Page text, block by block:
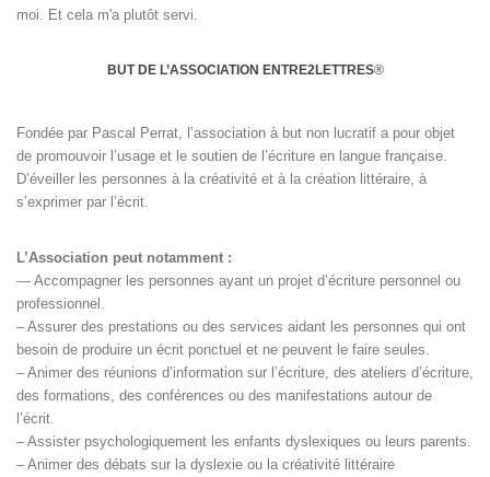
moi. Et cela m'a plutôt servi.
BUT DE L’ASSOCIATION ENTRE2LETTRES®
Fondée par Pascal Perrat, l’association à but non lucratif a pour objet
de promouvoir l’usage et le soutien de l’écriture en langue française.
D’éveiller les personnes à la créativité et à la création littéraire, à
s’exprimer par l’écrit.
L’Association peut notamment :
— Accompagner les personnes ayant un projet d’écriture personnel ou
professionnel.
– Assurer des prestations ou des services aidant les personnes qui ont
besoin de produire un écrit ponctuel et ne peuvent le faire seules.
– Animer des réunions d’information sur l’écriture, des ateliers d’écriture,
des formations, des conférences ou des manifestations autour de
l’écrit.
– Assister psychologiquement les enfants dyslexiques ou leurs parents.
– Animer des débats sur la dyslexie ou la créativité littéraire